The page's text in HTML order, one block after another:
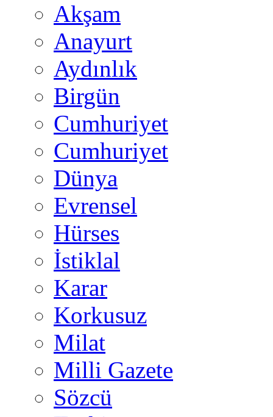
Akşam
Anayurt
Aydınlık
Birgün
Cumhuriyet
Cumhuriyet
Dünya
Evrensel
Hürses
İstiklal
Karar
Korkusuz
Milat
Milli Gazete
Sözcü